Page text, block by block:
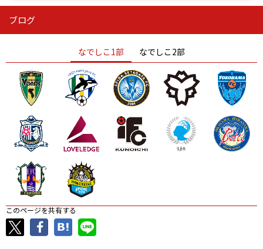
ニッパツ
ニッパツ 名古屋
石人の星
静岡 愛媛Ｌ
ブログ
なでしこ1部 なでしこ2部
このページを共有する